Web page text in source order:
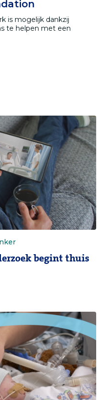
is mogelijk dankzij
te helpen met een
begint thuis